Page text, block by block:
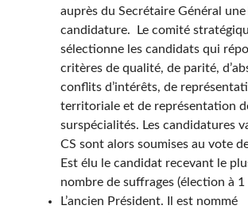
auprès du Secrétaire Général
candidature. Le comité
sélectionne les candidats qui
critères de qualité, de parité,
conflits d’intérêts, de
territoriale et de représentation
surspécialités. Les candidatures
CS sont alors soumises au vote
Est élu le candidat recevant le
nombre de suffrages (élection à 1
L’ancien Président. Il est nommé